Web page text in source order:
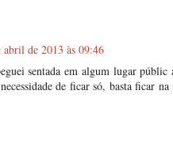
abril de 2013 às 09:46
sentada em algum lugar
de ficar só, basta ficar